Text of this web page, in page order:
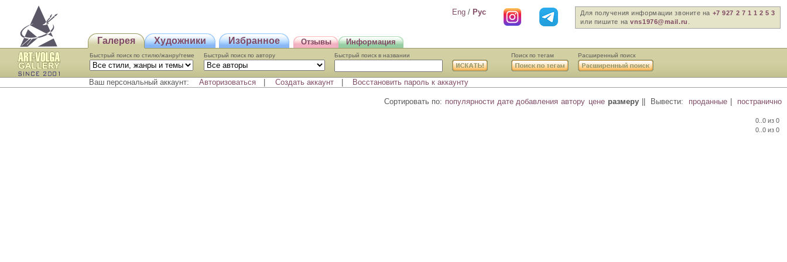
Для получения информации звоните на +7 927 2 7 1 1 2 5 3
или пишите наvns1976@mail.ru
Eng / Pyc
Галерея Художники Избранное Отзывы Информация
Быстрый поиск по стилю/жанру/теме Быстрый поиcк по автору Быстрый поиcк в названии Поиск по тегам Расширенный поиск
Ваш персональный аккаунт: Авторизоваться Создать аккаунт Восстановить пароль к аккаунту
Сортировать по: популярности дате добавления автору цене размеру Вывести: проданные постранично
0..0 из 0
0..0 из 0